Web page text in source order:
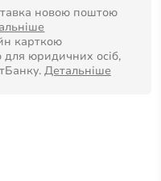
новою поштою
карткою
для юридичних осіб,
Детальніше